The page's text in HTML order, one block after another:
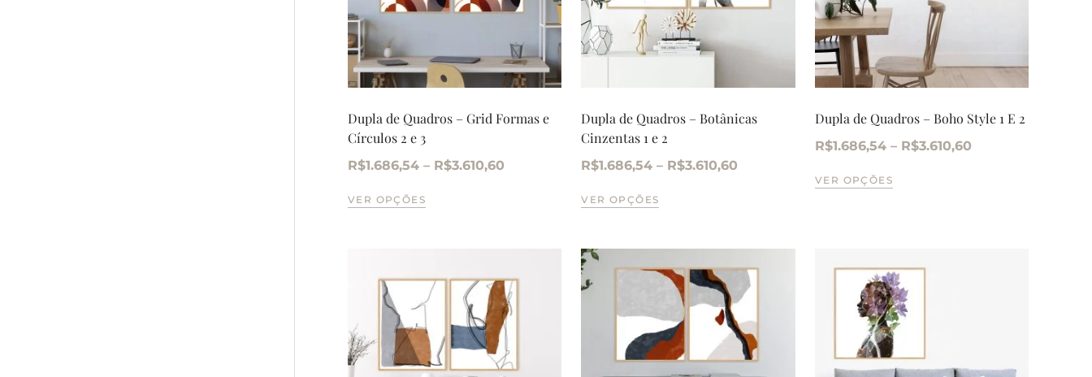
Dupla de Quadros – Grid Formas e
Círculos 2 e 3
R$1.686,54 – R$3.610,60
VER OPÇÕES
Dupla de Quadros – Botânicas
Cinzentas 1 e 2
R$1.686,54 – R$3.610,60
VER OPÇÕES
Dupla de Quadros – Boho Style 1 E 2
R$1.686,54 – R$3.610,60
VER OPÇÕES